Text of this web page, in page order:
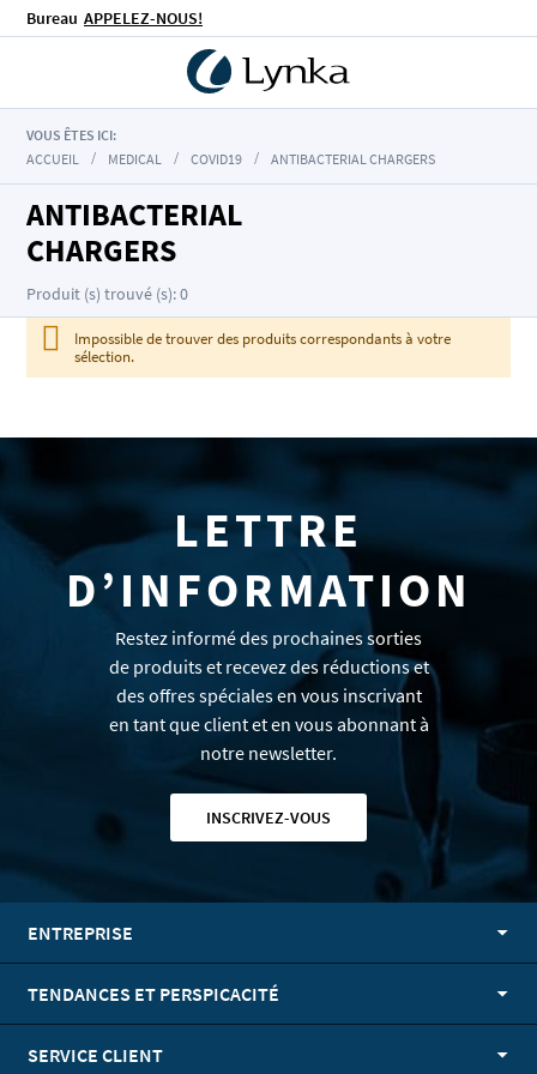
Bureau APPELEZ-NOUS!
VOUS ÊTES ICI:
ACCUEIL
MEDICAL COVID19 ANTIBACTERIAL CHARGERS
ANTIBACTERIAL
CHARGERS
Produit (s) trouvé (s): 0
Impossible de trouver des produits correspondants à votre
sélection.
LETTRE
D’INFORMATION
Restez informé des prochaines sorties
de produits et recevez des réductions et
des offres spéciales en vous inscrivant
en tant que client et en vous abonnant à
notre newsletter.
INSCRIVEZ-VOUS
ENTREPRISE
TENDANCES ET PERSPICACITÉ
SERVICE CLIENT